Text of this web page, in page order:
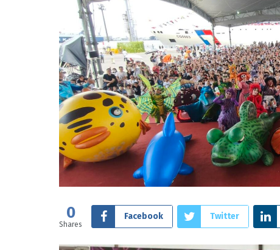
0
Shares
Facebook Twitter